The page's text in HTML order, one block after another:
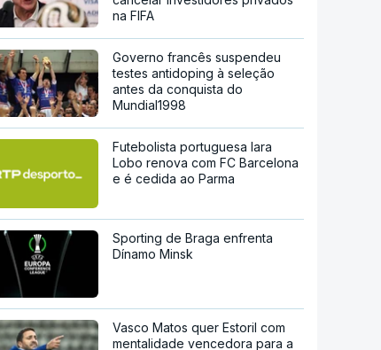
na FIFA
Governo francês suspendeu
testes antidoping à seleção
antes da conquista do
Mundial1998
Futebolista portuguesa Iara
Lobo renova com FC Barcelona
e é cedida ao Parma
Sporting de Braga enfrenta
Dínamo Minsk
Vasco Matos quer Estoril com
mentalidade vencedora para a